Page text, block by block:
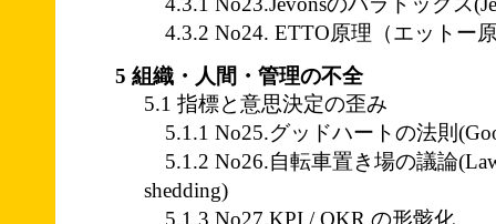
4.3.2 No24. ETTO原理（エットー
5 組織・人間・管理の不全
5.1 指標と意思決定の歪み
5.1.1 No25.グッドハートの法則
5.1.2 No26.自転車置き場の議論
shedding)
5.1.3 No27.KPI / OKR の形骸化